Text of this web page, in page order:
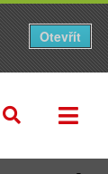
Otevřít